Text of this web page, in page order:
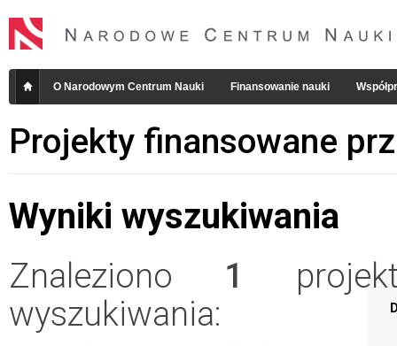
O Narodowym Centrum Nauki Finansowanie nauki
Projekty finansowane
Wyniki wyszukiwania
Znaleziono 1
wyszukiwania: